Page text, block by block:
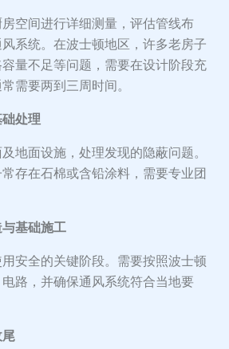
空间进行详细测量，评估管线布
系统。在波士顿地区，许多老房子
量不足等问题，需要在设计阶段充
需要两到三周时间。
处理
地面设施，处理发现的隐蔽问题。
存在石棉或含铅涂料，需要专业团
基础施工
安全的关键阶段。需要按照波士顿
路，并确保通风系统符合当地要